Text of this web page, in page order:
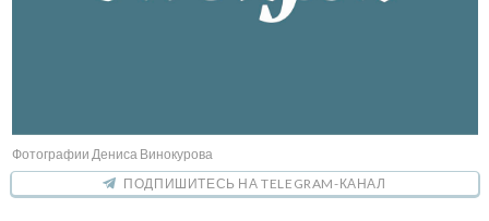
Фотографии Дениса Винокурова
ПОДПИШИТЕСЬ НА TELEGRAM-КАНАЛ